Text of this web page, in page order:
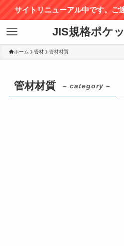
サイトリニューアル中です。ご
JIS規格ポケ
ホーム 管材 管材材質
管材材質 – category –